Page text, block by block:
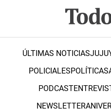
ÚLTIMAS NOTICIAS
POLICIALESPOLÍTICA
PODCAST
NEWSLETTER